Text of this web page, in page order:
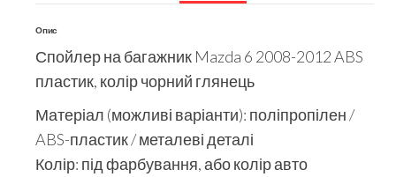
Опис
Спойлер на багажник Mazda 6 2008-2012 ABS
пластик, колір чорний глянець
Матеріал (можливі варіанти): поліпропілен /
ABS-пластик / металеві деталі
Колір: під фарбування, або колір авто